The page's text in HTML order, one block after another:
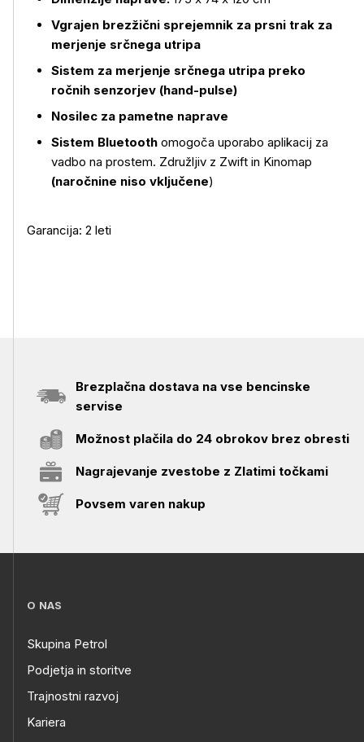
Vgrajen brezžični sprejemnik za prsni trak za
merjenje srčnega utripa
Sistem za merjenje srčnega utripa preko
ročnih senzorjev (hand-pulse)
Nosilec za pametne naprave
Sistem Bluetooth omogoča uporabo aplikacij za
vadbo na prostem. Združljiv z Zwift in Kinomap
(naročnine niso vključene)
Garancija: 2 leti
Brezplačna dostava na vse bencinske
servise
Možnost plačila do 24 obrokov brez obresti
Nagrajevanje zvestobe z Zlatimi točkami
Povsem varen nakup
O NAS
Skupina Petrol
Podjetja in storitve
Trajnostni razvoj
Kariera